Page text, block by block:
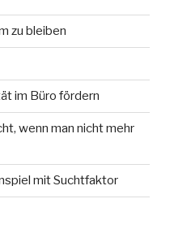
zu bleiben
im Büro fördern
wenn man nicht mehr
mit Suchtfaktor